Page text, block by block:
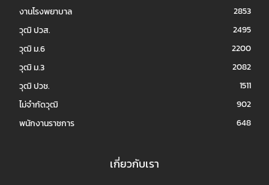
งานโรงพยาบาล
2853
วุฒิ ปวส.
2495
วุฒิ ม.6
2200
วุฒิ ม.3
2082
วุฒิ ปวช.
1511
ไม่จำกัดวุฒิ
902
พนักงานราชการ
648
เกี่ยวกับเรา